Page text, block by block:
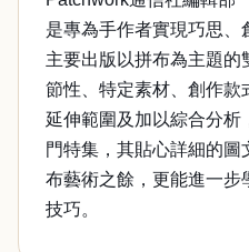
是專為手作者實現巧思、
主要出版以拼布為主題
節性、特定素材、創作款
延伸範圍及加以綜合分析
門特集，其貼心詳細的
布藝術之餘，更能進一步
技巧。